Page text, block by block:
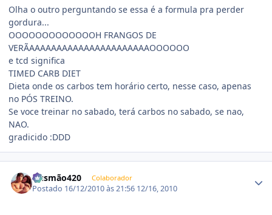
Olha o outro perguntando se essa é a formula pra perder
gordura...
OOOOOOOOOOOOOH FRANGOS DE
VERÃAAAAAAAAAAAAAAAAAAAAAAOOOOOO
e tcd significa
TIMED CARB DIET
Dieta onde os carbos tem horário certo, nesse caso, apenas
no PÓS TREINO.
Se voce treinar no sabado, terá carbos no sabado, se nao,
NAO.
gradicido :DDD
Gusmão420 Colaborador
Postado 16/12/2010 às 21:56 12/16, 2010